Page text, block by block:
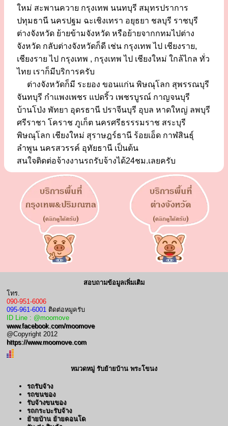
ใหม่ สะพานควาย กรุงเทพ นนทบุรี สมุทรปราการ
ปทุมธานี นครปฐม ฉะเชิงเทรา อยุธยา ชลบุรี ราชบุรี
ต่างจังหวัด ย้ายข้ามจังหวัด หรือย้ายจากกทมไปต่าง
จังหวัด กลับต่างจังหวัดก็ดี เช่น กรุงเทพ ไป เชียงราย,
เชียงราย ไป กรุงเทพ , กรุงเทพ ไป เชียงใหม่ ใกล้ไกล ทั่ว
ไทย เราก็มีบริการครับ
ต่างจังหวัดก็มี ระยอง ขอนแก่น พิษณุโลก สุพรรณบุรี
จันทบุรี กำแพงเพชร แปดริ้ว เพชรบูรณ์ กาญจนบุรี
บ้านโป่ง พัทยา อุดรธานี ปราจีนบุรี อุบล หาดใหญ่ ลพบุรี
ศรีราชา โคราช ภูเก็ต นครศรีธรรรมราช สระบุรี
พิษณุโลก เชียงใหม่ สุราษฎร์ธานี ร้อยเอ็ด กาฬสินธุ์
ลำพูน นครสวรรค์ อุทัยธานี เป็นต้น
สนใจติดต่อจ้างงานรถรับจ้างได้24ชม.เลยครับ
สอบถามข้อมูลเพิ่มเติม
โทร.
090-951-6006
095-961-6001 ติดต่อหมูครับ
ID Line : @moomove
www.facebook.com/moomove
@Copyright 2012
https://www.moomove.com
หมวดหมู่ รับย้ายบ้าน พระโขนง
รถรับจ้าง
รถขนของ
รับจ้างขนของ
รถกระบะรับจ้าง
ย้ายบ้าน ย้ายคอนโด